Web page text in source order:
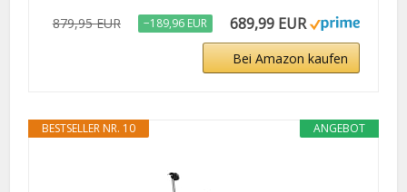
879,95 EUR −189,96 EUR 689,99 EUR
Bei Amazon kaufen
ANGEBOT
BESTSELLER NR. 10